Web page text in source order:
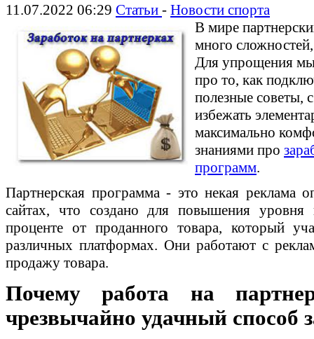
11.07.2022 06:29 Статьи - Новости спорта
В мире
много
Для упрощения
про то, как
полезные советы,
избежать
максимально
знаниями про
программ.
Партнерская программа - это некая реклама
сайтах, что создано для повышения уровня
проценте от проданного товара, который
различных платформах. Они работают с
продажу товара.
Почему работа на
чрезвычайно удачный способ